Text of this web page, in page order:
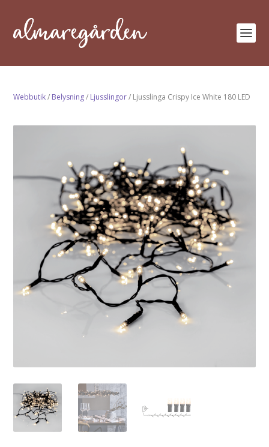
Webbutik/ Belysning/ Ljusslingor/ Ljusslinga Crispy Ice White 180 LED